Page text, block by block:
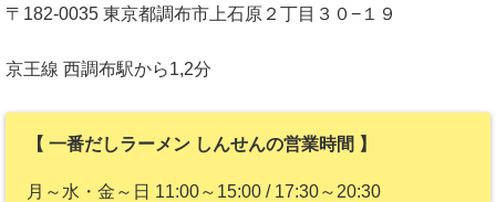
〒182-0035 東京都調布市上石原２丁目３０−１９
京王線 西調布駅から1,2分
【 一番だしラーメン しんせんの営業時間 】
月～水・金～日 11:00～15:00 / 17:30～20:30